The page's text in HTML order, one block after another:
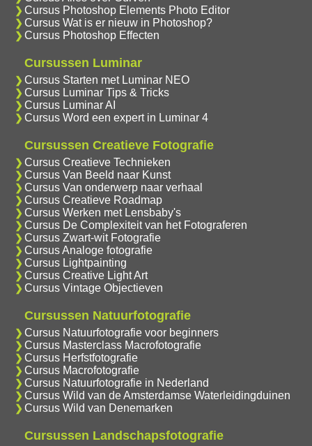
Cursus Photoshop Elements Photo Editor
Cursus Wat is er nieuw in Photoshop?
Cursus Photoshop Effecten
Cursussen Luminar
Cursus Starten met Luminar NEO
Cursus Luminar Tips & Tricks
Cursus Luminar AI
Cursus Word een expert in Luminar 4
Cursussen Creatieve Fotografie
Cursus Creatieve Technieken
Cursus Van Beeld naar Kunst
Cursus Van onderwerp naar verhaal
Cursus Creatieve Roadmap
Cursus Werken met Lensbaby's
Cursus De Complexiteit van het Fotograferen
Cursus Zwart-wit Fotografie
Cursus Analoge fotografie
Cursus Lightpainting
Cursus Creative Light Art
Cursus Vintage Objectieven
Cursussen Natuurfotografie
Cursus Natuurfotografie voor beginners
Cursus Masterclass Macrofotografie
Cursus Herfstfotografie
Cursus Macrofotografie
Cursus Natuurfotografie in Nederland
Cursus Wild van de Amsterdamse Waterleidingduinen
Cursus Wild van Denemarken
Cursussen Landschapsfotografie